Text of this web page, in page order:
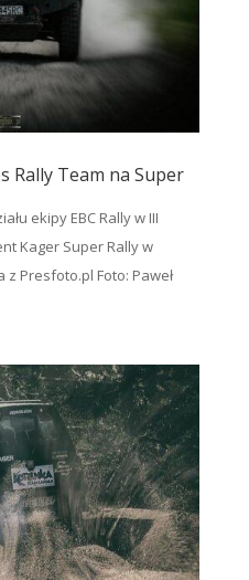
Rally Team na Super
ekipy EBC Rally w III
Kager Super Rally w
z Presfoto.pl Foto: Paweł